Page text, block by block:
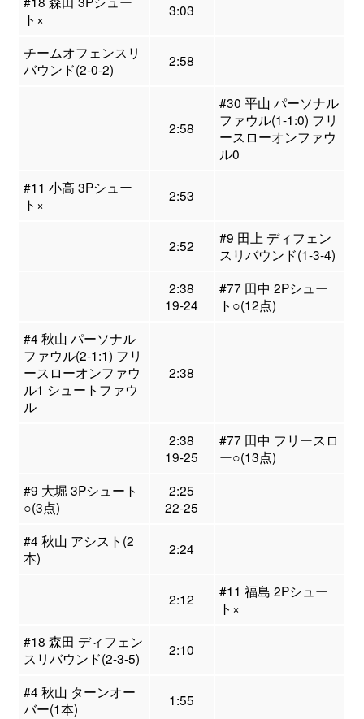
ト×
3:03
チームオフェンスリ
バウンド(2-0-2)
2:58
2:58
#30 平山 パーソナル
ファウル(1-1:0) フリ
ースローオンファウ
ル0
#11 小高 3Pシュー
ト×
2:53
2:52
#9 田上 ディフェン
スリバウンド(1-3-4)
2:38
19-24
#77 田中 2Pシュー
ト○(12点)
#4 秋山 パーソナル
ファウル(2-1:1) フリ
ースローオンファウ
ル1 シュートファウ
ル
2:38
2:38
19-25
#77 田中 フリースロ
ー○(13点)
#9 大堀 3Pシュート
○(3点)
2:25
22-25
#4 秋山 アシスト(2
本)
2:24
2:12
#11 福島 2Pシュー
ト×
#18 森田 ディフェン
スリバウンド(2-3-5)
2:10
#4 秋山 ターンオー
バー(1本)
1:55